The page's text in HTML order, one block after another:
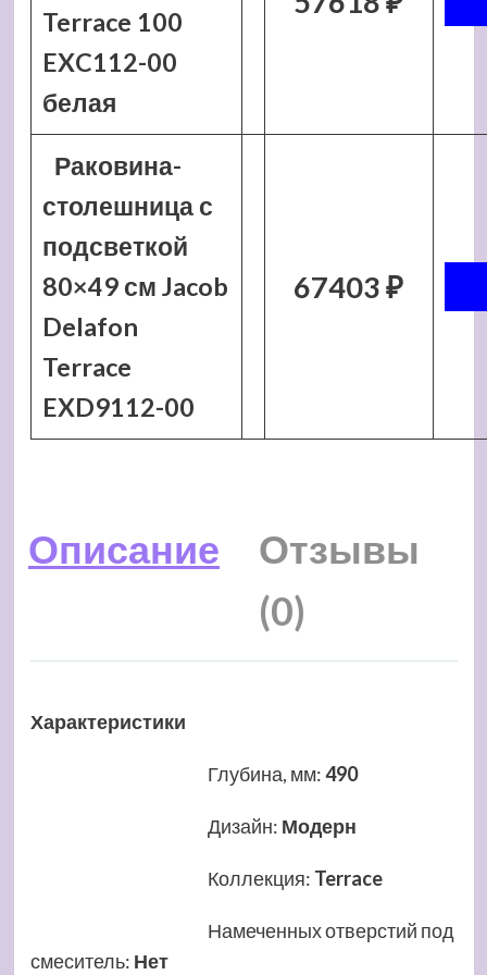
Terrace 100
EXC112-00
белая
Раковина-
столешница с
подсветкой
80×49 см Jacob
Delafon
Terrace
EXD9112-00
67403 ₽
Описание
Отзывы
(0)
Характеристики
Глубина, мм:490
Дизайн: Модерн
Коллекция: Terrace
Намеченных отверстий под
смеситель: Нет